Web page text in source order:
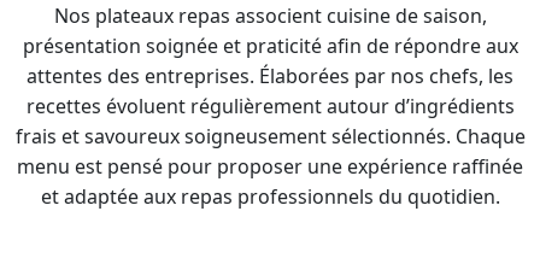
Nos plateaux repas associent cuisine de saison,
présentation soignée et praticité afin de répondre aux
attentes des entreprises. Élaborées par nos chefs, les
recettes évoluent régulièrement autour d’ingrédients
frais et savoureux soigneusement sélectionnés. Chaque
menu est pensé pour proposer une expérience raffinée
et adaptée aux repas professionnels du quotidien.